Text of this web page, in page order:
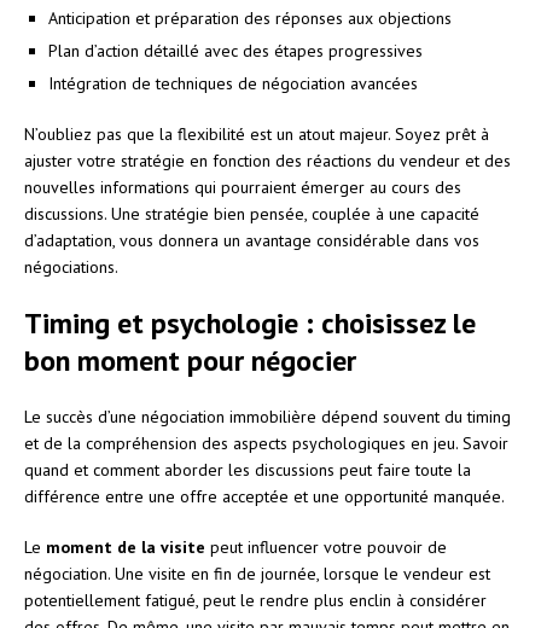
Anticipation et préparation des réponses aux objections
Plan d’action détaillé avec des étapes progressives
Intégration de techniques de négociation avancées
N’oubliez pas que la flexibilité est un atout majeur. Soyez prêt à
ajuster votre stratégie en fonction des réactions du vendeur et des
nouvelles informations qui pourraient émerger au cours des
discussions. Une stratégie bien pensée, couplée à une capacité
d’adaptation, vous donnera un avantage considérable dans vos
négociations.
Timing et psychologie : choisissez le
bon moment pour négocier
Le succès d’une négociation immobilière dépend souvent du timing
et de la compréhension des aspects psychologiques en jeu. Savoir
quand et comment aborder les discussions peut faire toute la
différence entre une offre acceptée et une opportunité manquée.
Le moment de la visite peut influencer votre pouvoir de
négociation. Une visite en fin de journée, lorsque le vendeur est
potentiellement fatigué, peut le rendre plus enclin à considérer